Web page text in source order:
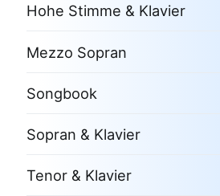
Hohe Stimme & Klavier
Mezzo Sopran
Songbook
Sopran & Klavier
Tenor & Klavier